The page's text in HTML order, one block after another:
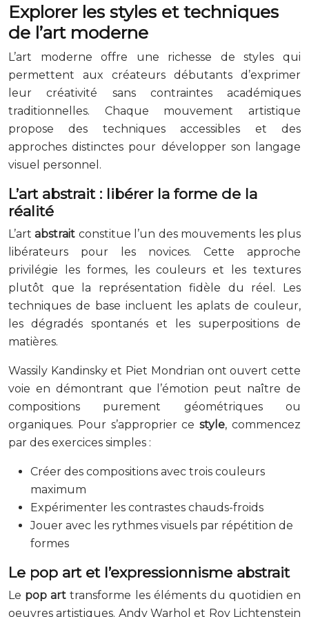
Explorer les styles et techniques
de l’art moderne
L’art moderne offre une richesse de styles qui
permettent aux créateurs débutants d’exprimer
leur créativité sans contraintes académiques
traditionnelles. Chaque mouvement artistique
propose des techniques accessibles et des
approches distinctes pour développer son langage
visuel personnel.
L’art abstrait : libérer la forme de la
réalité
L’artabstrait constitue l’un des mouvements les plus
libérateurs pour les novices. Cette approche
privilégie les formes, les couleurs et les textures
plutôt que la représentation fidèle du réel. Les
techniques de base incluent les aplats de couleur,
les dégradés spontanés et les superpositions de
matières.
Wassily Kandinsky et Piet Mondrian ont ouvert cette
voie en démontrant que l’émotion peut naître de
compositions purement géométriques ou
organiques. Pour s’approprier cestyle, commencez
par des exercices simples :
Créer des compositions avec trois couleurs
maximum
Expérimenter les contrastes chauds-froids
Jouer avec les rythmes visuels par répétition de
formes
Le pop art et l’expressionnisme abstrait
Le pop art transforme les éléments du quotidien en
oeuvres artistiques. Andy Warhol et Roy Lichtenstein